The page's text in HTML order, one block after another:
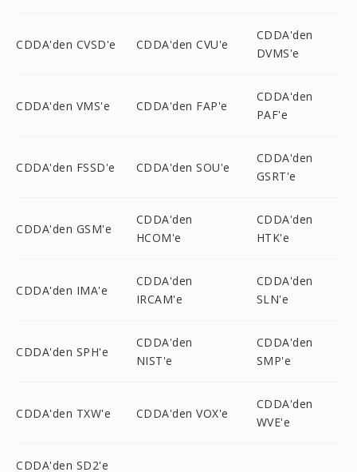
CDDA'den CVSD'e CDDA'den CVU'e
CDDA'den
DVMS'e
CDDA'den VMS'e CDDA'den FAP'e
CDDA'den
PAF'e
CDDA'den FSSD'e CDDA'den SOU'e
CDDA'den
GSRT'e
CDDA'den GSM'e
CDDA'den
HCOM'e
CDDA'den
HTK'e
CDDA'den IMA'e
CDDA'den
IRCAM'e
CDDA'den
SLN'e
CDDA'den SPH'e
CDDA'den
NIST'e
CDDA'den
SMP'e
CDDA'den TXW'e CDDA'den VOX'e
CDDA'den
WVE'e
CDDA'den SD2'e